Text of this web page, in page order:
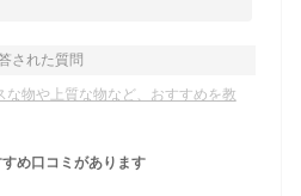
された質問
物や上質な物など、おすすめを教
め口コミがあります